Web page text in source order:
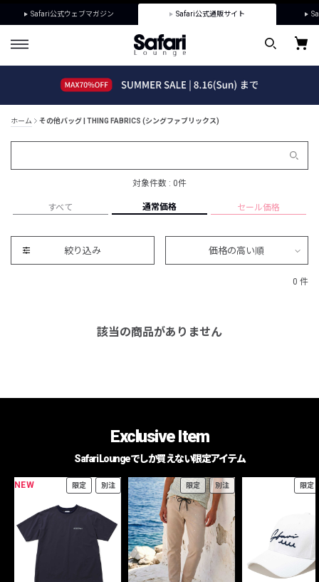
Safari公式ウェブマガジン Safari公式通販サイト
ホーム その他バッグ | THING FABRICS (シングファブリックス)
対象件数 : 0件
すべて 通常価格 セール価格
絞り込み 価格の高い順
0 件
該当の商品がありません
Exclusive Item
Safari Loungeでしか買えない限定アイテム
NEW 限定 別注 限定 別注 限定